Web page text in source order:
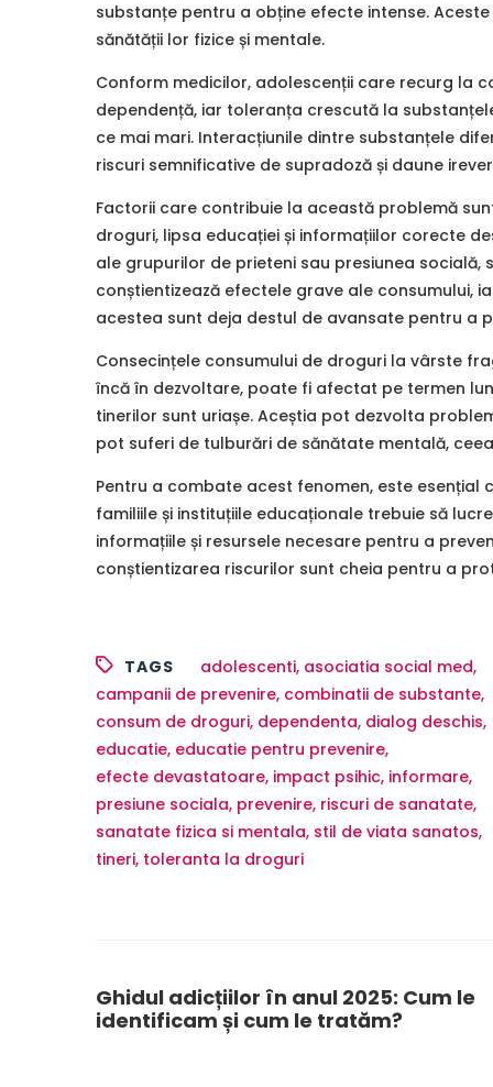
substanțe pentru a obține efecte intense.
sănătății lor fizice și mentale.
Conform medicilor, adolescenții care recurg la
dependență, iar toleranța crescută la
ce mai mari. Interacțiunile dintre substanțele
riscuri semnificative de supradoză și daune
Factorii care contribuie la această problemă
droguri, lipsa educației și informațiilor corecte
ale grupurilor de prieteni sau presiunea socială,
conștientizează efectele grave ale consumului,
acestea sunt deja destul de avansate pentru a
Consecințele consumului de droguri la vârste
încă în dezvoltare, poate fi afectat pe termen
tinerilor sunt uriașe. Aceștia pot dezvolta
pot suferi de tulburări de sănătate mentală,
Pentru a combate acest fenomen, este
familiile și instituțiile educaționale trebuie să
informațiile și resursele necesare pentru a
conștientizarea riscurilor sunt cheia pentru a
TAGS adolescenti, asociatia social med,
campanii de prevenire, combinatii de substante,
consum de droguri, dependenta, dialog deschis,
educatie, educatie pentru prevenire,
efecte devastatoare, impact psihic, informare,
presiune sociala, prevenire, riscuri de sanatate,
sanatate fizica si mentala, stil de viata sanatos,
tineri, toleranta la droguri
navigation
Ghidul adicțiilor în anul 2025: Cum le
identificam și cum le tratăm?